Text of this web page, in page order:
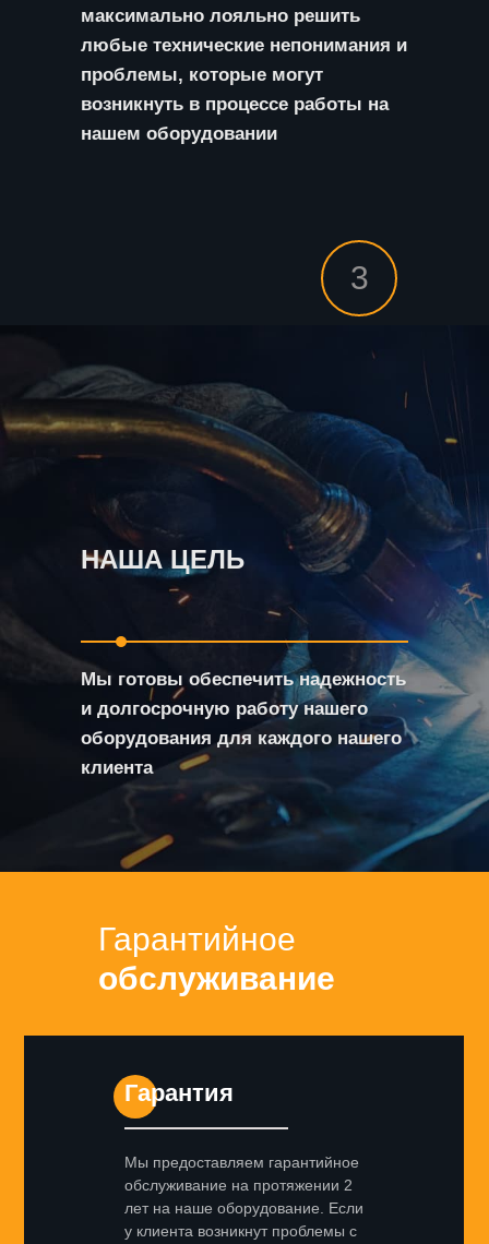
максимально лояльно решить
любые технические непонимания и
проблемы, которые могут
возникнуть в процессе работы на
нашем оборудовании
3
НАША ЦЕЛЬ
Мы готовы обеспечить надежность
и долгосрочную работу нашего
оборудования для каждого нашего
клиента
Гарантийное
обслуживание
Мы предоставляем гарантийное
обслуживание на протяжении 2
лет на наше оборудование. Если
у клиента возникнут проблемы с
Гарантия